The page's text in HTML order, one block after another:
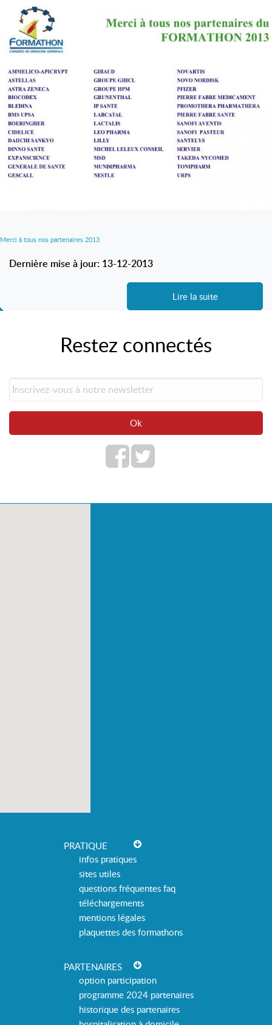
Merci à tous nos partenaires 2013
Dernière mise à jour: 13-12-2013
Lire la suite
PRATIQUE
infos pratiques
sites utiles
questions fréquentes faq
téléchargements
mentions légales
plaquettes des formathons
PARTENAIRES
option participation
programme 2024 partenaires
historique des partenaires
Restez connectés